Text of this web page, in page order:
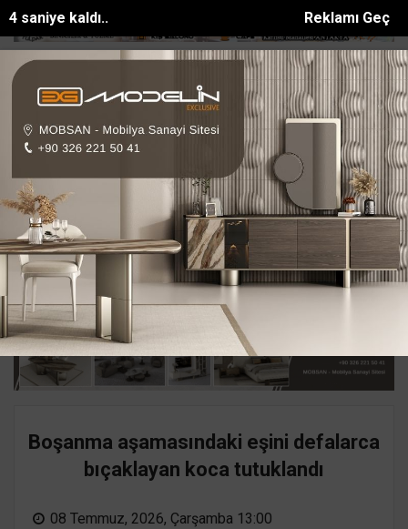
Reklamı Geç
2 saniye kaldı..
hayatını kaybeden işçinin cenazesi ad... Fekede Cömert Özen
Ana Sayfa
Boşanma aşamasındaki eşini defalarca
bıçaklayan koca tutuklandı
08 Temmuz, 2026, Çarşamba 13:00